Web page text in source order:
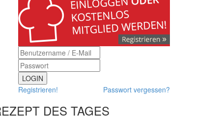
LOGIN
Registrieren!
Passwort vergessen?
DES TAGES